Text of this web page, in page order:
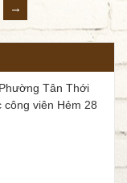
→
Tân Thới
công viên Hẻm 28